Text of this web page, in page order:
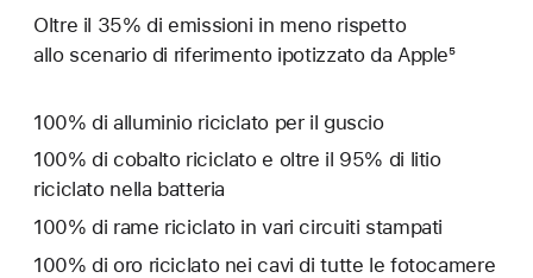
Oltre il 35% di emissioni in meno rispetto
allo scenario di riferimento ipotizzato da Apple⁵
100% di alluminio riciclato per il guscio
100% di cobalto riciclato e oltre il 95% di litio
riciclato nella batteria
100% di rame riciclato in vari circuiti stampati
100% di oro riciclato nei cavi di tutte le fotocamere